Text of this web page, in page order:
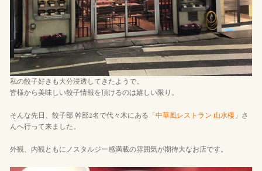
私の餃子好きも大分浸透してきたようで。
皆様から美味しい餃子情報を頂けるのは嬉しい限り。
そんな先日、餃子部 幹部2名で代々木にある「 中華風レストラン 山水楼」さ
んへ行って来ました。
外観、内観ともにノスタルジー感満載の雰囲気が期待大なお店です。